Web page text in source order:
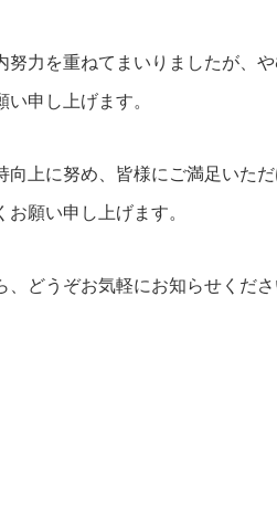
努力を重ねてまいりましたが、
申し上げます。
向上に努め、皆様にご満足いた
願い申し上げます。
どうぞお気軽にお知らせくださ